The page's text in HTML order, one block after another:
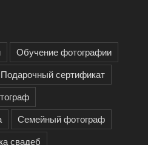
Обучение фотографии
Подарочный сертификат
Семейный фотограф
свадеб